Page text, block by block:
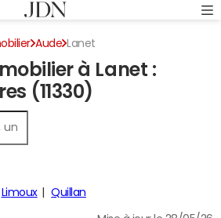
Aude Lanet
à Lanet :
(11330)
Limoux Quillan